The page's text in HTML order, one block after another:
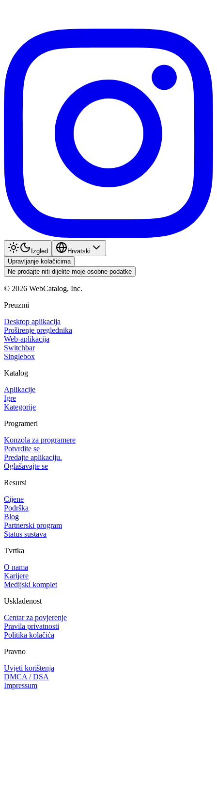
Izgled
Hrvatski
Upravljanje kolačićima
Ne prodajte niti dijelite moje osobne podatke
© 2026 WebCatalog, Inc.
Preuzmi
Desktop aplikacija
Proširenje preglednika
Web-aplikacija
Switchbar
Singlebox
Katalog
Aplikacije
Igre
Kategorije
Programeri
Konzola za programere
Potvrdite se
Predajte aplikaciju.
Oglašavajte se
Resursi
Cijene
Podrška
Blog
Partnerski program
Status sustava
Tvrtka
O nama
Karijere
Medijski komplet
Usklađenost
Centar za povjerenje
Pravila privatnosti
Politika kolačića
Pravno
Uvjeti korištenja
DMCA / DSA
Impressum